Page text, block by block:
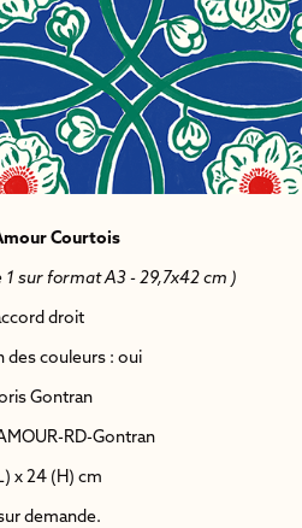
Courtois
sur format A3 - 29,7x42 cm )
droit
des couleurs : oui
Gontran
RD-Gontran
x 24 (H) cm
demande.